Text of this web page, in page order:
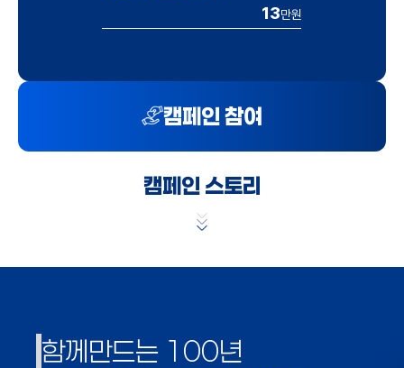
13만원
캠페인 참여
캠페인 스토리
함께만드는 100년